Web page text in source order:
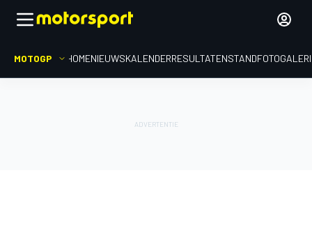
MOTOGP HOMENIEUWSKALENDERRESULTATENSTAND